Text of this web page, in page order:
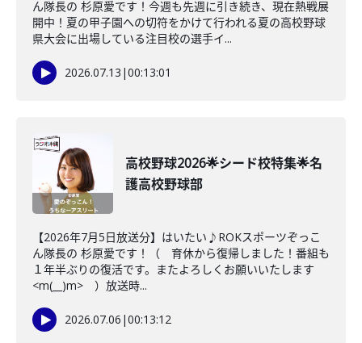
ん隊長の 杉原愛です！今週も先週に引き続き、現在熱戦展
開中！夏の甲子園への切符をかけて行われる夏の高校野球
県大会に出場している注目校の選手イ...
2026.07.13 |00:13:01
高校野球2026🌟シード校特集🌟名
護高校野球部
【2026年7月5日放送分】はいたい♪ROKスポーツぞっこ
ん隊長の 杉原愛です！（ 育休から復帰しました！番組も
１年半ぶりの復活です。またよろしくお願いいたします
<m(__)m> ）放送時...
2026.07.06 |00:13:12